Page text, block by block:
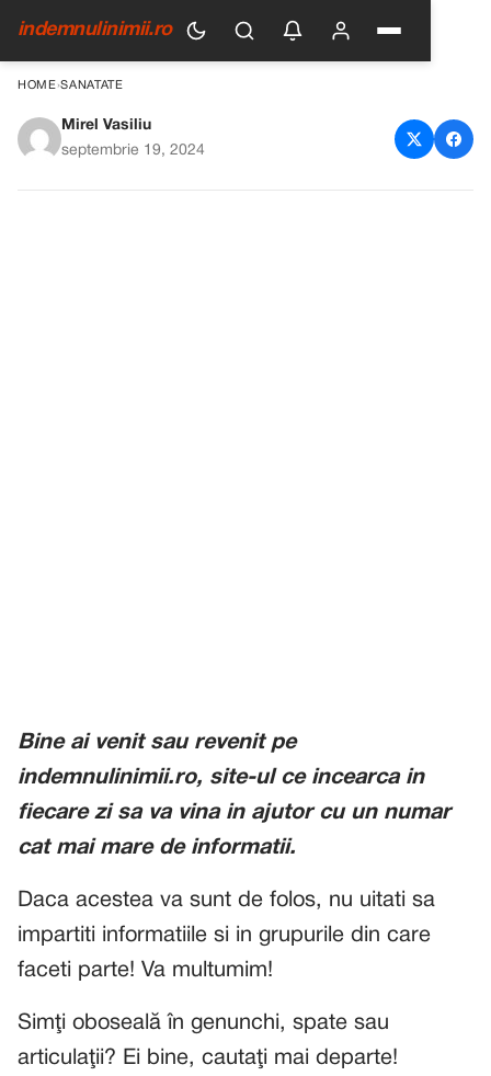
indemnulinimii.ro
HOME›SANATATE
Bautura care te scapa de
Mirel Vasiliu
septembrie 19, 2024
Bine ai venit sau revenit pe
indemnulinimii.ro, site-ul ce incearca in
fiecare zi sa va vina in ajutor cu un numar
cat mai mare de informatii.
Daca acestea va sunt de folos, nu uitati sa
impartiti informatiile si in grupurile din care
faceti parte! Va multumim!
Simţi oboseală în genunchi, spate sau
articulaţii? Ei bine, cautaţi mai departe!